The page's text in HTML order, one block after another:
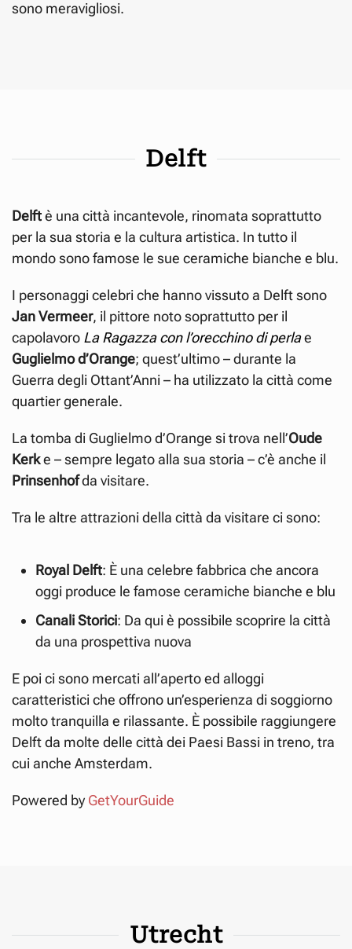
sono meravigliosi.
Delft
Delftè una città incantevole, rinomata soprattutto
per la sua storia e la cultura artistica. In tutto il
mondo sono famose le sue ceramiche bianche e blu.
I personaggi celebri che hanno vissuto a Delft sono
Jan Vermeer, il pittore noto soprattutto per il
capolavoro La Ragazza con l’orecchino di perlae
Guglielmo d’Orange; quest’ultimo – durante la
Guerra degli Ottant’Anni – ha utilizzato la città come
quartier generale.
La tomba di Guglielmo d’Orange si trova nell’Oude
Kerke – sempre legato alla sua storia – c’è anche il
Prinsenhofda visitare.
Tra le altre attrazioni della città da visitare ci sono:
Royal Delft: È una celebre fabbrica che ancora
oggi produce le famose ceramiche bianche e blu
Canali Storici: Da qui è possibile scoprire la città
da una prospettiva nuova
E poi ci sono mercati all’aperto ed alloggi
caratteristici che offrono un’esperienza di soggiorno
molto tranquilla e rilassante. È possibile raggiungere
Delft da molte delle città dei Paesi Bassi in treno, tra
cui anche Amsterdam.
Powered by GetYourGuide
Utrecht